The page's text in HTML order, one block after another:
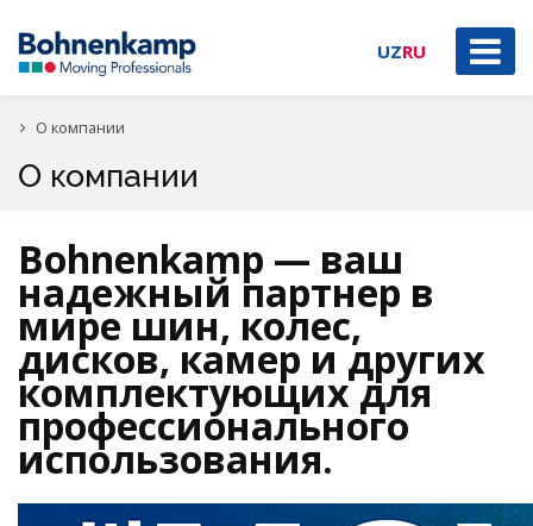
UZRU
О компании
О компании
Bohnenkamp — ваш
надежный партнер в
мире шин, колес,
дисков, камер и других
комплектующих для
профессионального
использования.